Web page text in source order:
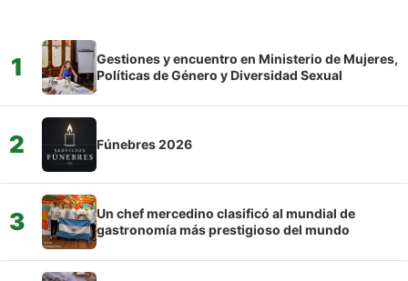
1
Gestiones y encuentro en Ministerio de Mujeres,
Políticas de Género y Diversidad Sexual
2 Fúnebres 2026
3
Un chef mercedino clasificó al mundial de
gastronomía más prestigioso del mundo